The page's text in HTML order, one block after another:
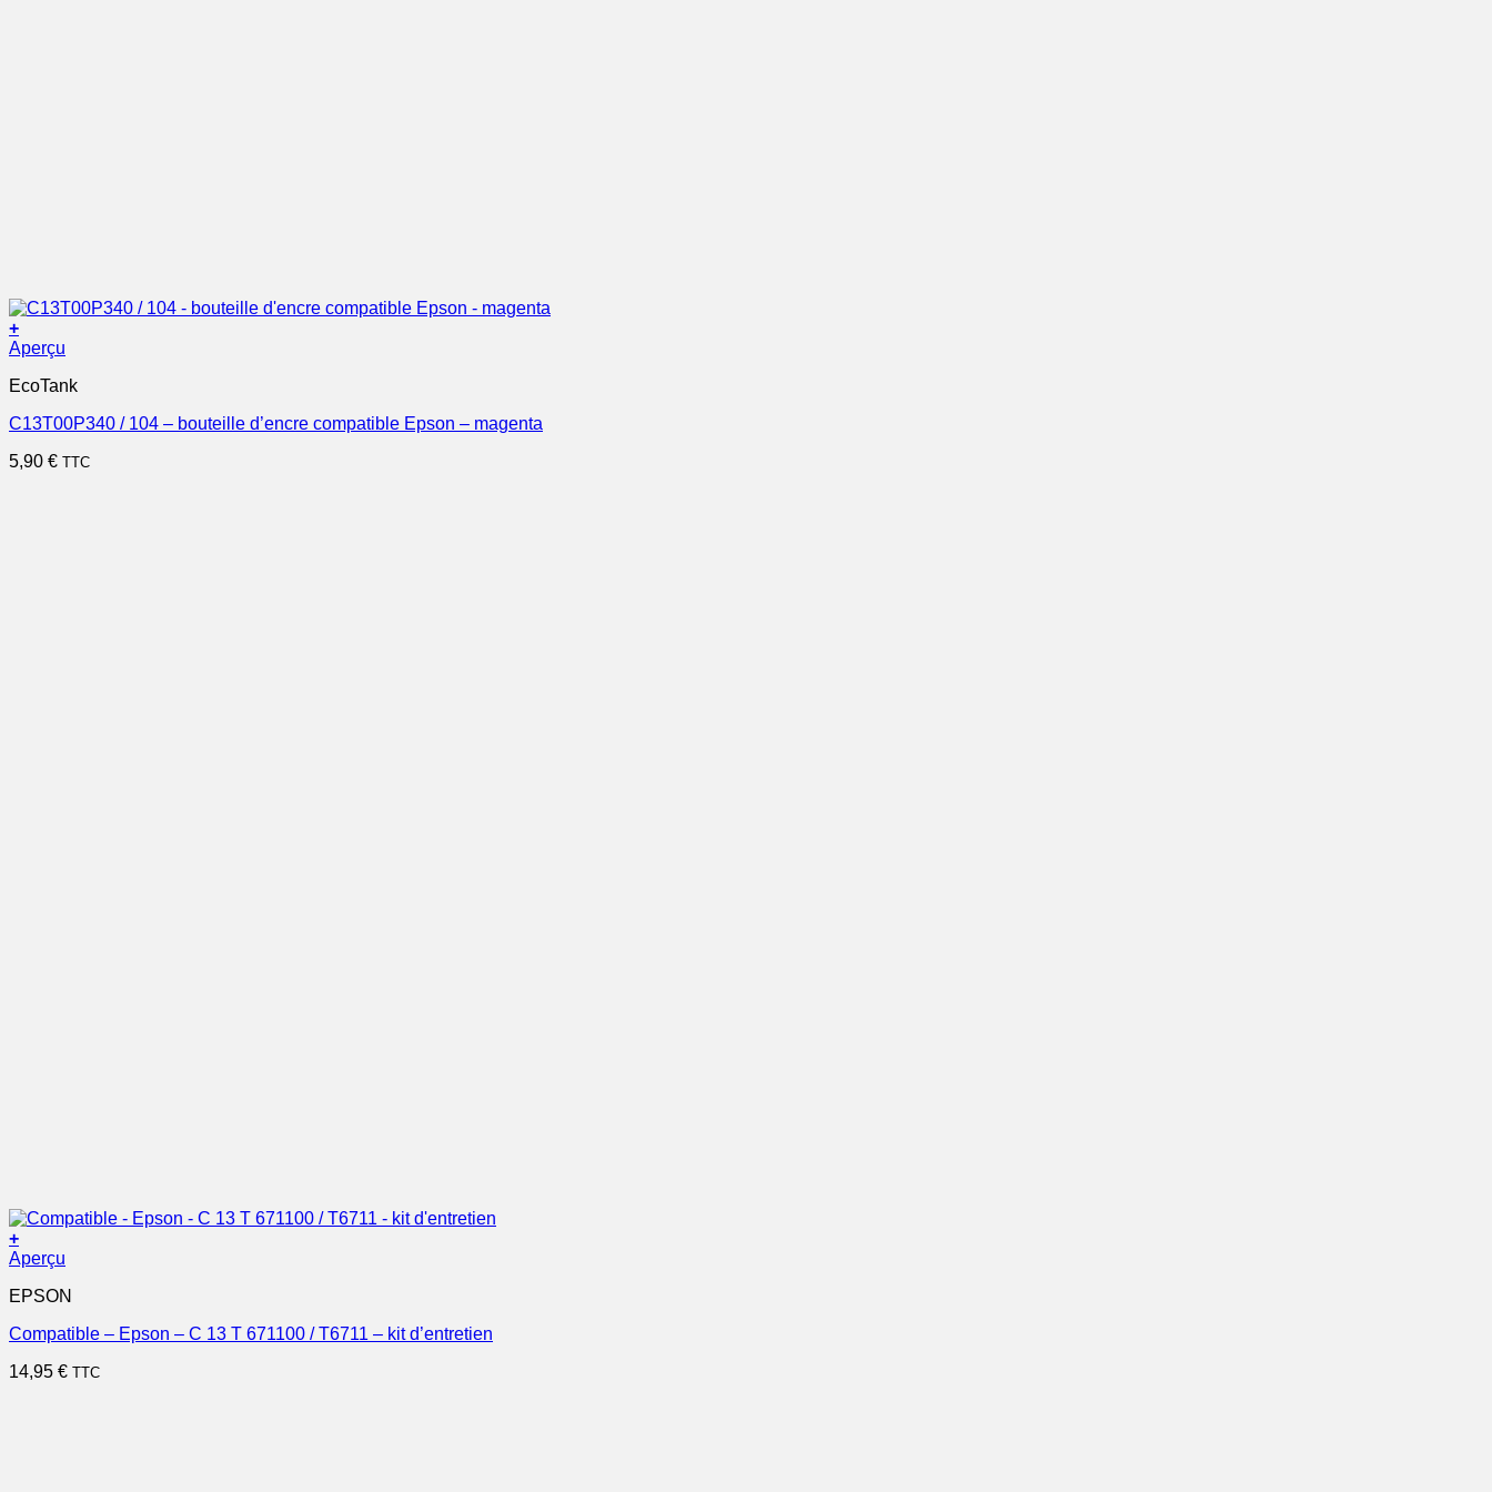
+
Aperçu
EcoTank
C13T00P340 / 104 – bouteille d’encre compatible Epson – magenta
5,90 € TTC
+
Aperçu
EPSON
Compatible – Epson – C 13 T 671100 / T6711 – kit d’entretien
14,95 € TTC